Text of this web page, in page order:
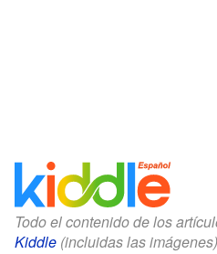
Todo el contenido de los
Kiddle (incluidas las